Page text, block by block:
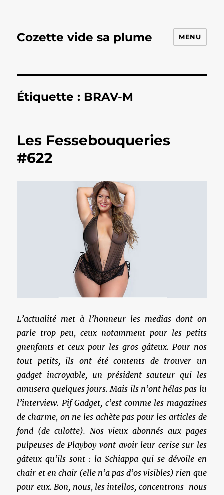
Cozette vide sa plume MENU
Étiquette : BRAV-M
Les Fessebouqueries
#622
L’actualité met à l’honneur les medias dont on
parle trop peu, ceux notamment pour les petits
gnenfants et ceux pour les gros gâteux. Pour nos
tout petits, ils ont été contents de trouver un
gadget incroyable, un président sauteur qui les
amusera quelques jours. Mais ils n’ont hélas pas lu
l’interview. Pif Gadget, c’est comme les magazines
de charme, on ne les achète pas pour les articles de
fond (de culotte). Nos vieux abonnés aux pages
pulpeuses de Playboy vont avoir leur cerise sur les
gâteux qu’ils sont : la Schiappa qui se dévoile en
chair et en chair (elle n’a pas d’os visibles) rien que
pour eux. Bon, nous, les intellos, concentrons-nous